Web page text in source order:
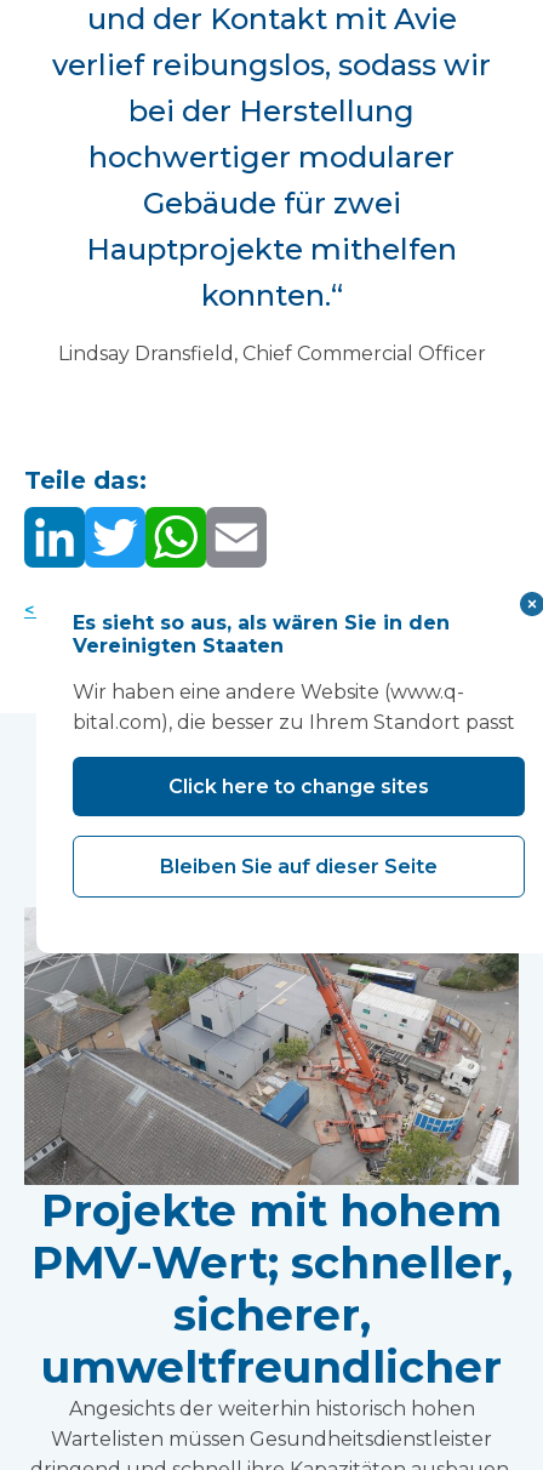
und der Kontakt mit Avie
verlief reibungslos, sodass wir
bei der Herstellung
hochwertiger modularer
Gebäude für zwei
Hauptprojekte mithelfen
konnten.“
Lindsay Dransfield, Chief Commercial Officer
Teile das:
< Zurück zu den Neuigkeiten
Sie können auch
mögen...
Projekte mit hohem
PMV-Wert; schneller,
sicherer,
umweltfreundlicher
Angesichts der weiterhin historisch hohen
Wartelisten müssen Gesundheitsdienstleister
Es sieht so aus, als wären Sie in den
Vereinigten Staaten
Wir haben eine andere Website (www.q-
bital.com), die besser zu Ihrem Standort passt
Click here to change sites
Bleiben Sie auf dieser Seite